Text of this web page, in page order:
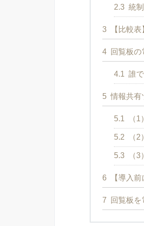
2.3 統
3 【比較
4 回覧板
4.1 誰
5 情報共有
5.1 （1
5.2 （2
5.3 （3
6 【導入
7 回覧板